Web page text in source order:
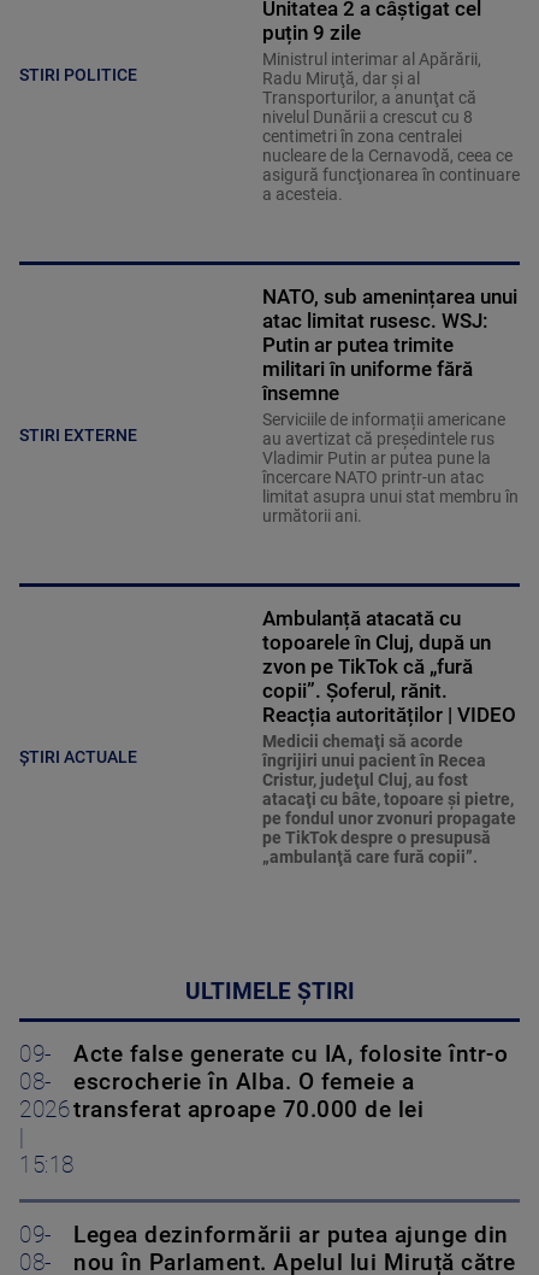
STIRI POLITICE
Unitatea 2 a câștigat cel
puțin 9 zile
Ministrul interimar al Apărării,
Radu Miruţă, dar şi al
Transporturilor, a anunţat că
nivelul Dunării a crescut cu 8
centimetri în zona centralei
nucleare de la Cernavodă, ceea ce
asigură funcţionarea în continuare
a acesteia.
STIRI EXTERNE
NATO, sub amenințarea unui
atac limitat rusesc. WSJ:
Putin ar putea trimite
militari în uniforme fără
însemne
Serviciile de informații americane
au avertizat că președintele rus
Vladimir Putin ar putea pune la
încercare NATO printr-un atac
limitat asupra unui stat membru în
următorii ani.
ȘTIRI ACTUALE
Ambulanță atacată cu
topoarele în Cluj, după un
zvon pe TikTok că „fură
copii”. Șoferul, rănit.
Reacția autorităților | VIDEO
Medicii chemaţi să acorde
îngrijiri unui pacient în Recea
Cristur, judeţul Cluj, au fost
atacaţi cu bâte, topoare şi pietre,
pe fondul unor zvonuri propagate
pe TikTok despre o presupusă
„ambulanţă care fură copii”.
ULTIMELE ȘTIRI
09-
08-
2026
|
15:18
Acte false generate cu IA, folosite într-o
escrocherie în Alba. O femeie a
transferat aproape 70.000 de lei
09-
08-
Legea dezinformării ar putea ajunge din
nou în Parlament. Apelul lui Miruță către